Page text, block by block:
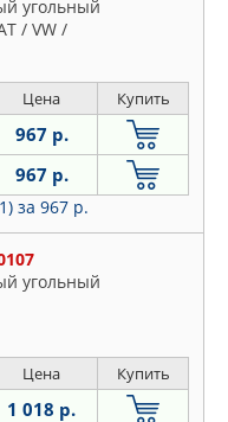
угольный
/ VW /
Цена Купить
967 р.
967 р.
за 967 р.
угольный
Цена Купить
1 018 р.